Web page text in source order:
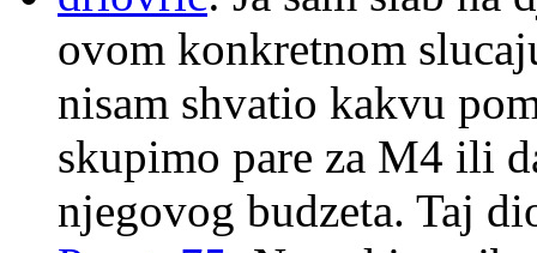
ovom konkretnom
nisam shvatio kakvu
skupimo pare za M4 ili
njegovog budzeta. Taj